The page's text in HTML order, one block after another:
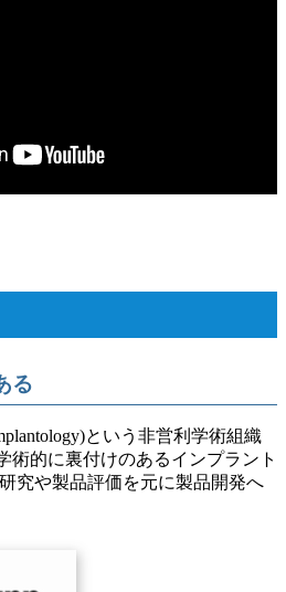
る
という非営利学術組織
術的に裏付けのあるインプラント
究や製品評価を元に製品開発へ